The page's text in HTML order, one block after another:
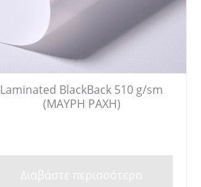
Laminated BlackBack 510 g/sm
(ΜΑΥΡΗ ΡΑΧΗ)
Διαβάστε περισσότερα